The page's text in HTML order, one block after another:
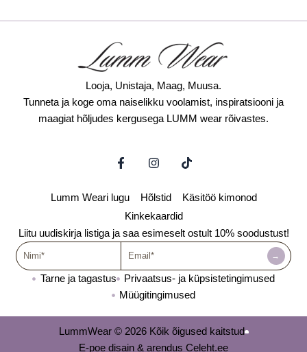
Looja, Unistaja, Maag, Muusa.
Tunneta ja koge oma naiselikku voolamist, inspiratsiooni ja
maagiat hõljudes kergusega LUMM wear rõivastes.
F
a
b
o
k
I
n
t
a
g
r
a
m
T
i
t
o
Lumm Weari lugu Hõlstid
Käsitöö kimonod
Kinkekaardid
Liitu uudiskirja listiga ja saa esimeselt ostult 10% soodustust!
Nimi
→
Tarne ja tagastus
Privaatsus- ja küpsistetingimused
Müügitingimused
LummWear © 2026 Kõik õigused kaitstud
E-poe disain & arendus Celeht.ee